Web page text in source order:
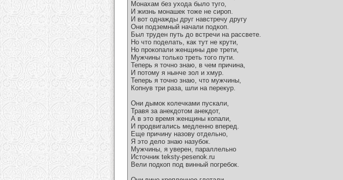
Монахам без ухода было туго,
И жизнь монашек тоже не сироп.
И вот однажды друг навстречу другу
Они подземный начали подкоп.
Был труден путь до встречи на рассвете.
Но что поделать, как тут не крути,
Но прокопали женщины две трети,
Мужчины только треть того пути.
Теперь я точно знаю, в чем причина,
И потому я нынче зол и хмур.
Теперь я точно знаю, что мужчины,
Копнув три раза, шли на перекур.
Они дымок колечками пускали,
Травя за анекдотом анекдот,
А в это время женщины копали,
И продвигались медленно вперед.
Еще причину назову отдельно,
Я это дело знаю назубок.
Мужчины, я уверен, параллельно
Источник teksty-pesenok.ru
Вели подкоп под винный погребок.